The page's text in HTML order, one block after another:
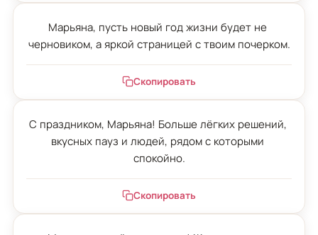
Марьяна, пусть новый год жизни будет не
черновиком, а яркой страницей с твоим почерком.
Скопировать
С праздником, Марьяна! Больше лёгких решений,
вкусных пауз и людей, рядом с которыми
спокойно.
Скопировать